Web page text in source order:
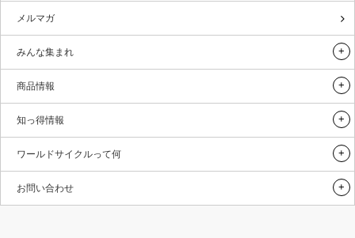
メルマガ
みんな集まれ
商品情報
知っ得情報
ワールドサイクルって何
お問い合わせ